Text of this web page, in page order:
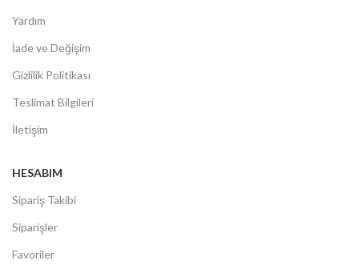
Yardım
İade ve Değişim
Gizlilik Politikası
Teslimat Bilgileri
İletişim
HESABIM
Sipariş Takibi
Siparişler
Favoriler